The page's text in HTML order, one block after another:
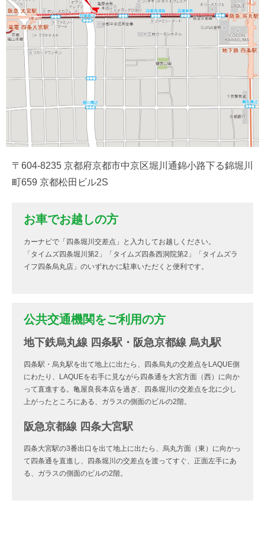
〒604-8235 京都府京都市中京区堀川通錦小路下る錦堀川
町659 京都松田ビル2S
お車でお越しの方
カーナビで「四条堀川交差点」と入力してお越しください。
「タイムズ四条堀川第2」「タイムズ四条西洞院第2」「タイムズラ
イフ四条烏丸店」のいずれかに駐車いただくと便利です。
公共交通機関をご利用の方
地下鉄烏丸線 四条駅・阪急京都線 烏丸駅
四条駅・烏丸駅を出て地上に出たら、四条烏丸の交差点をLAQUE側
にわたり、LAQUEを右手に見ながら四条通を大宮方面（西）に向か
って直進する。亀屋良長本店を過ぎ、四条堀川の交差点を北に少し
上がったところにある、ガラスの側面のビルの2階。
阪急京都線 四条大宮駅
四条大宮駅の3番出口を出て地上に出たら、烏丸方面（東）に向かっ
て四条通を直進し、四条堀川の交差点を渡ってすぐ、正面左手にあ
る、ガラスの側面のビルの2階。